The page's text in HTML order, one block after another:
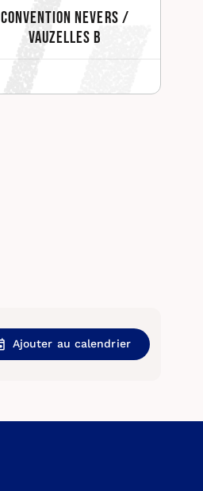
Convention Nevers /
Vauzelles B
Ajouter au calendrier